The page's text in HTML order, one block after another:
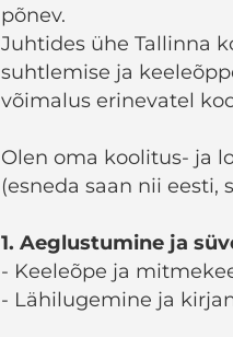
põnev.
Juhtides ühe Tallinna
suhtlemise ja
võimalus erinevatel
Olen oma koolitus- ja
(esneda saan nii eesti,
1. Aeglustumine ja
- Keeleõpe ja
- Lähilugemine ja